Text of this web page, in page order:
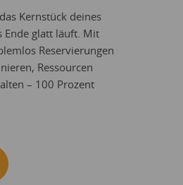
Kernstück deines
Ende glatt läuft. Mit
Reservierungen
Ressourcen
– 100 Prozent